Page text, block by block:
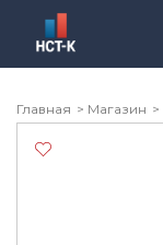
Перейти
содержимому
Главная Магазин